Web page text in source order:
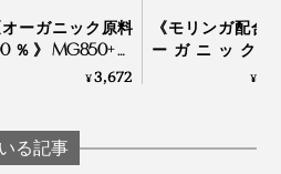
会）に登録されています。
様、外部の温度の影響を受け
れています。
、だからこそ品質が保たれてい
瓶に詰まっているかと思う
。
オーガニック原料
％》MG850+マ
カハニー配合、ア
リス スプレー」
ORGANIC DAYS
¥3,672
《モリンガ配合
ーガニック
100％》
¥
る記事